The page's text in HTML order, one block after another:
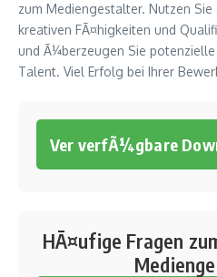
zum Mediengestalter. Nutzen Sie
kreativen FÃ¤higkeiten und
und Ã¼berzeugen Sie
Talent. Viel Erfolg bei Ihrer
Ver verfÃ¼gbare
HÃ¤ufige Fragen